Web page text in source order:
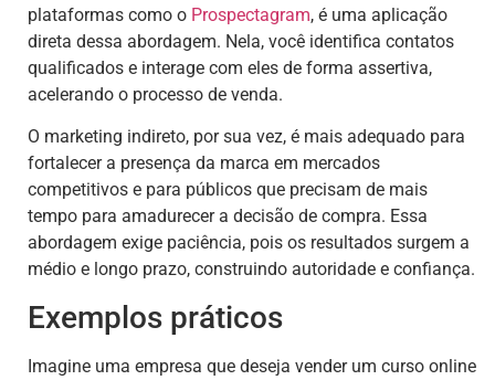
plataformas como o Prospectagram, é uma aplicação
direta dessa abordagem. Nela, você identifica contatos
qualificados e interage com eles de forma assertiva,
acelerando o processo de venda.
O marketing indireto, por sua vez, é mais adequado para
fortalecer a presença da marca em mercados
competitivos e para públicos que precisam de mais
tempo para amadurecer a decisão de compra. Essa
abordagem exige paciência, pois os resultados surgem a
médio e longo prazo, construindo autoridade e confiança.
Exemplos práticos
Imagine uma empresa que deseja vender um curso online